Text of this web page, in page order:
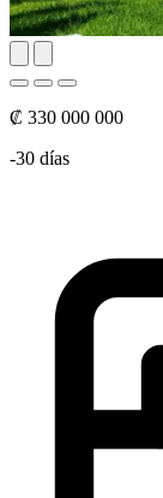
₡ 330 000 000
-30 días